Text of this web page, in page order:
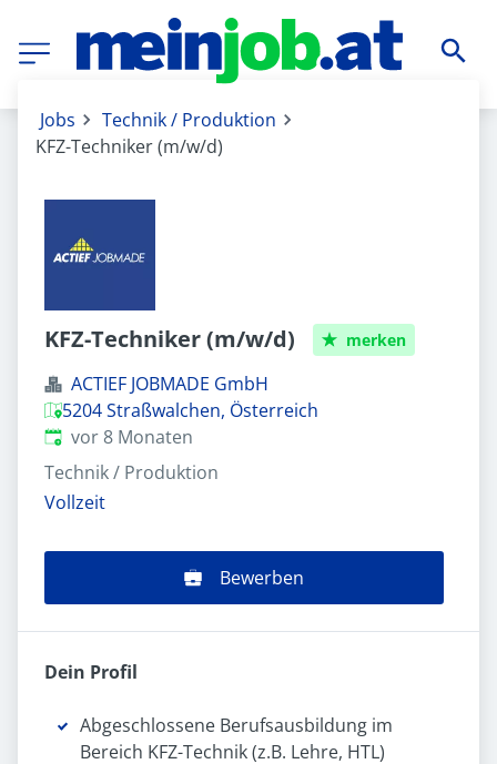
Jobs
Technik / Produktion
KFZ-Techniker (m/w/d)
KFZ-Techniker (m/w/d) merken
ACTIEF JOBMADE GmbH
5204 Straßwalchen, Österreich
Veröffentlicht:
vor 8 Monaten
Technik / Produktion
Vollzeit
Bewerben
Dein Profil
Abgeschlossene Berufsausbildung im
Bereich KFZ-Technik (z.B. Lehre, HTL)